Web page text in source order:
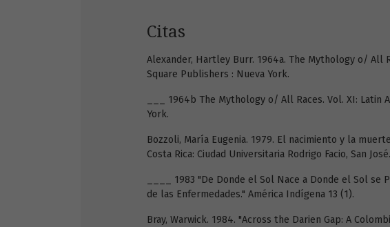
Citas
Alexander, Hartley Burr. 1964a. The Mythology o/ All
Square Publishers : Nueva York.
___ 1964b The Mythology o/ All Races. Vol. XI: Latin
York.
Bozzoli, María Eugenia. 1979. El nacimiento y la
Costa Rica: Ciudad Universitaria Rodrigo Facio, San José.
____ 1983 "De Donde el Sol Nace a Donde el Sol se
de las Enfermedades." América Indígena 13 (1).
Bray, Warwick. 1984. "Across the Darien Gap: A